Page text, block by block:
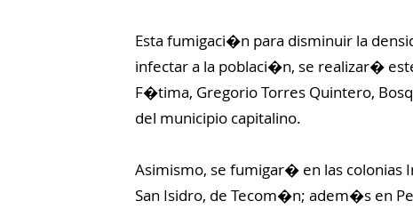
Esta fumigaci�n para disminuir la
infectar a la poblaci�n, se realizar�
F�tima, Gregorio Torres Quintero,
del municipio capitalino.
Asimismo, se fumigar� en las colonias
San Isidro, de Tecom�n; adem�s en